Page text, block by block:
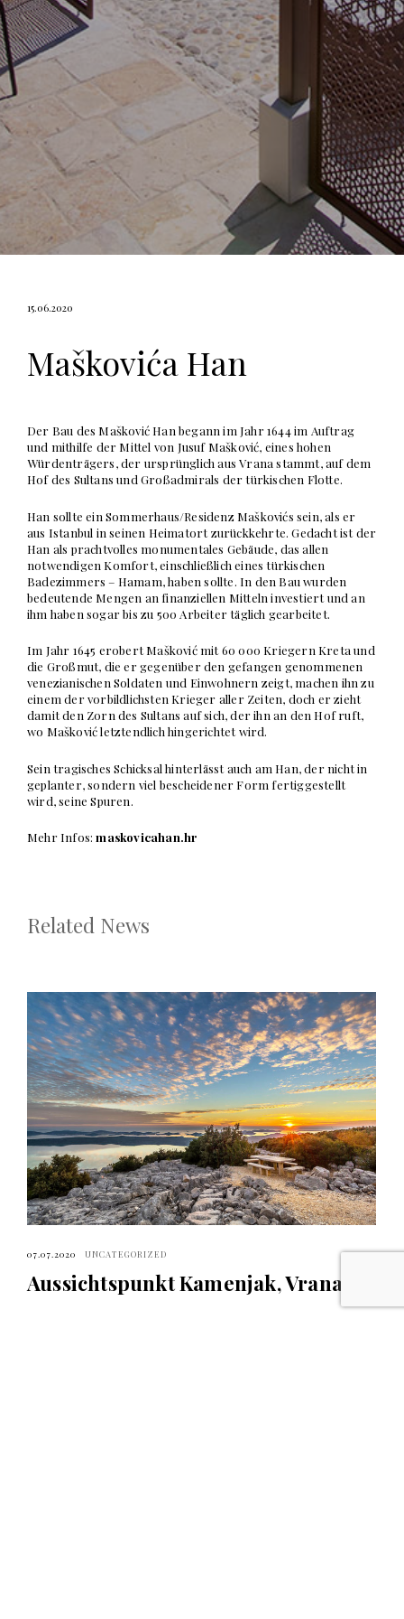
15.06.2020
Maškovića Han
Der Bau des Mašković Han begann im Jahr 1644 im Auftrag
und mithilfe der Mittel von Jusuf Mašković, eines hohen
Würdenträgers, der ursprünglich aus Vrana stammt, auf dem
Hof des Sultans und Großadmirals der türkischen Flotte.
Han sollte ein Sommerhaus/Residenz Maškovićs sein, als er
aus Istanbul in seinen Heimatort zurückkehrte. Gedacht ist der
Han als prachtvolles monumentales Gebäude, das allen
notwendigen Komfort, einschließlich eines türkischen
Badezimmers – Hamam, haben sollte. In den Bau wurden
bedeutende Mengen an finanziellen Mitteln investiert und an
ihm haben sogar bis zu 500 Arbeiter täglich gearbeitet.
Im Jahr 1645 erobert Mašković mit 60 000 Kriegern Kreta und
die Großmut, die er gegenüber den gefangen genommenen
venezianischen Soldaten und Einwohnern zeigt, machen ihn zu
einem der vorbildlichsten Krieger aller Zeiten, doch er zieht
damit den Zorn des Sultans auf sich, der ihn an den Hof ruft,
wo Mašković letztendlich hingerichtet wird.
Sein tragisches Schicksal hinterlässt auch am Han, der nicht in
geplanter, sondern viel bescheidener Form fertiggestellt
wird, seine Spuren.
Mehr Infos:maskovicahan.hr
Related News
07.07.2020 UNCATEGORIZED
Aussichtspunkt Kamenjak, Vrana